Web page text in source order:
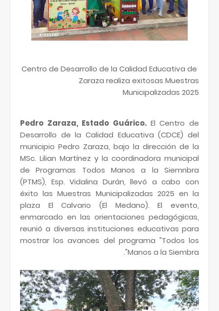
Centro de Desarrollo de la Calidad Educativa de
Zaraza realiza exitosas Muestras
Municipalizadas 2025
Pedro Zaraza, Estado Guárico. El Centro de
Desarrollo de la Calidad Educativa (CDCE) del
municipio Pedro Zaraza, bajo la dirección de la
MSc. Lilian Martínez y la coordinadora municipal
de Programas Todos Manos a la Siemnbra
(PTMS), Esp. Vidalina Durán, llevó a cabo con
éxito las Muestras Municipalizadas 2025 en la
plaza El Calvario (El Medano). El evento,
enmarcado en las orientaciones pedagógicas,
reunió a diversas instituciones educativas para
mostrar los avances del programa "Todos los
Manos a la Siembra".